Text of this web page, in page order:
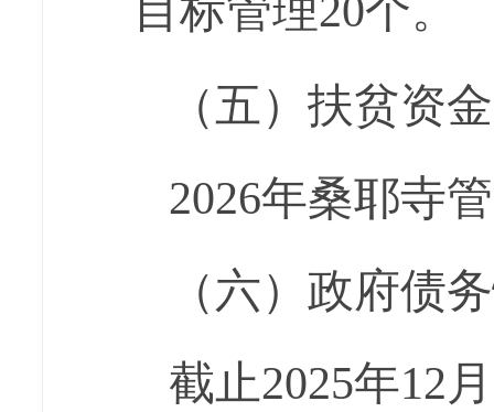
目标管理20个。
（五）扶贫资
2026年桑耶寺
（六） 政府债
截止2025年12